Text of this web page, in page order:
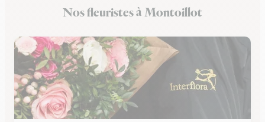
Fleuristes à Meursault
Nos fleuristes à Montoillot